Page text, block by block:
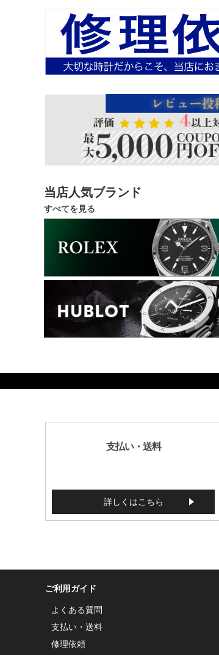
当店人気ブランド
すべてを見る
支払い・送料
詳しくはこちら
ご利用ガイド
よくある質問
支払い・送料
修理依頼